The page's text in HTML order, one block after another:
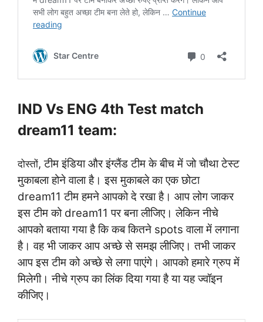
IND Vs ENG 4th Test match
dream11 team:
दोस्तों, टीम इंडिया और इंग्लैंड टीम के बीच में जो चौथा टेस्ट
मुकाबला होने वाला है। इस मुकाबले का एक छोटा
dream11 टीम हमने आपको दे रखा है। आप लोग जाकर
इस टीम को dream11 पर बना लीजिए। लेकिन नीचे
आपको बताया गया है कि कब कितने spots वाला में लगाना
है। वह भी जाकर आप अच्छे से समझ लीजिए। तभी जाकर
आप इस टीम को अच्छे से लगा पाएंगे। आपको हमारे ग्रुप में
मिलेगी। नीचे ग्रुप का लिंक दिया गया है या यह ज्वॉइन
कीजिए।